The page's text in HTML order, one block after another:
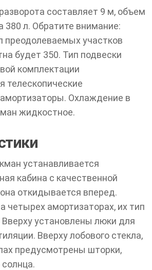
составляет 9 м, объем
380 л. Обратите внимание:
преодолеваемых участков
будет 350. Тип подвески
комплектации
телескопические
Охлаждение в
жидкостное.
устанавливается
кабина с качественной
откидывается вперед.
четырех амортизаторах, их тип
Вверху установлены люки для
Вверху лобового стекла,
предусмотрены шторки,